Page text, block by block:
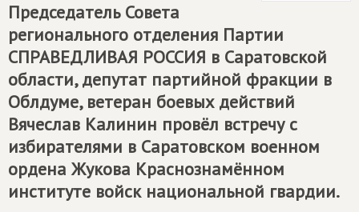
Председатель Совета
регионального отделения Партии
СПРАВЕДЛИВАЯ РОССИЯ в Саратовской
области, депутат партийной фракции в
Облдуме, ветеран боевых действий
Вячеслав Калинин провёл встречу с
избирателями в Саратовском военном
ордена Жукова Краснознамённом
институте войск национальной гвардии.